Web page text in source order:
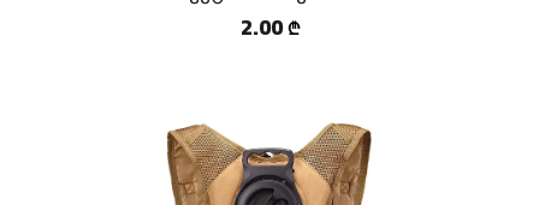
2.00 ₾